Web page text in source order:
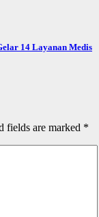
14 Layanan Medis
fields are marked *